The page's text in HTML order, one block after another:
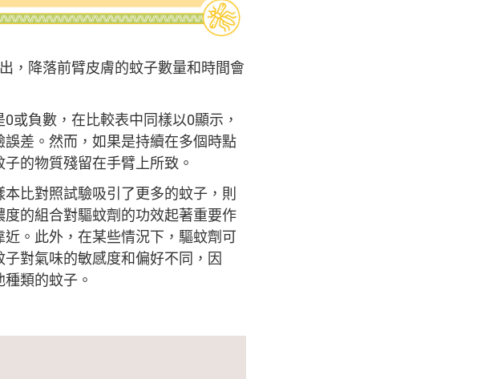
，降落前臂皮膚的蚊子數量和時間會
或負數，在比較表中同樣以0顯示，
差。然而，如果是持續在多個時點
的物質殘留在手臂上所致。
比對照試驗吸引了更多的蚊子，則
的組合對驅蚊劑的功效起著重要作
。此外，在某些情況下，驅蚊劑可
對氣味的敏感度和偏好不同，因
類的蚊子。